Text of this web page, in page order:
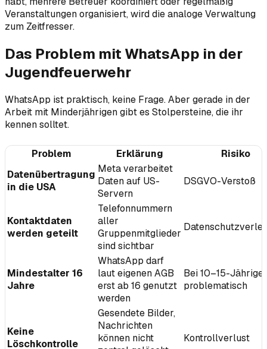
Veranstaltungen organisiert, wird die analoge Verwaltung
zum Zeitfresser.
Das Problem mit WhatsApp in der
Jugendfeuerwehr
WhatsApp ist praktisch, keine Frage. Aber gerade in der
Arbeit mit Minderjährigen gibt es Stolpersteine, die ihr
kennen solltet.
Problem Erklärung
Risiko
Datenübertragung
in die USA
Meta verarbeitet
Daten auf US-
Servern
DSGVO-Verstoß
Kontaktdaten
werden geteilt
Telefonnummern
aller
Gruppenmitglieder
sind sichtbar
Mindestalter 16
Jahre
WhatsApp darf
laut eigenen AGB
erst ab 16 genutzt
werden
Bei 10–15-
problematisch
Keine
Löschkontrolle
Gesendete Bilder,
Nachrichten
können nicht
Kontrollverlust